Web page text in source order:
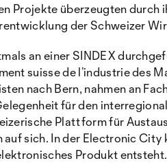
Projekte überzeugten durch
der Schweizer
an einer SINDEX
suisse de l’industrie des
nach Bern, nahmen an
für den
Plattform für
auf sich. In der Electronic City
Produkt